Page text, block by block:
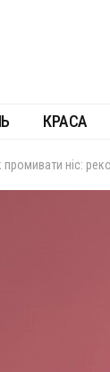
КРАСА
промивати ніс: